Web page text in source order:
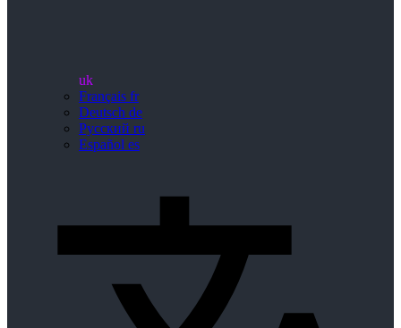
uk
Français fr
Deutsch de
Русский ru
Español es